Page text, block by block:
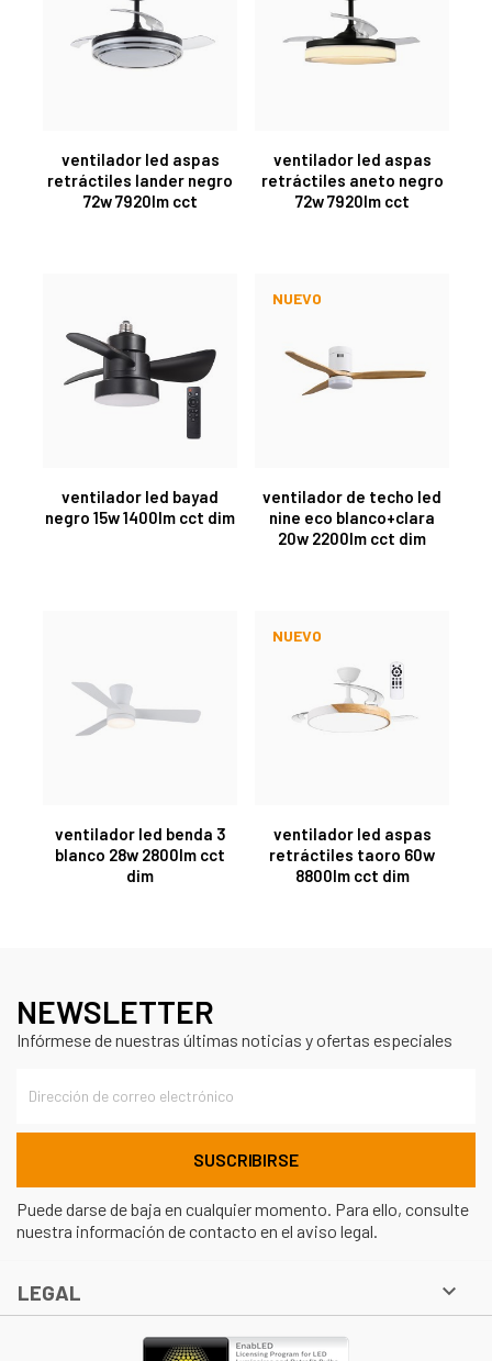
ventilador led aspas
retráctiles lander negro
72w 7920lm cct
ventilador led aspas
retráctiles aneto negro
72w 7920lm cct
ventilador led bayad
negro 15w 1400lm cct dim
ventilador de techo led
nine eco blanco+clara
20w 2200lm cct dim
NUEVO
ventilador led benda 3
blanco 28w 2800lm cct
dim
ventilador led aspas
retráctiles taoro 60w
8800lm cct dim
NUEVO
NEWSLETTER
Infórmese de nuestras últimas noticias y ofertas especiales
Puede darse de baja en cualquier momento. Para ello, consulte
nuestra información de contacto en el aviso legal.
LEGAL 